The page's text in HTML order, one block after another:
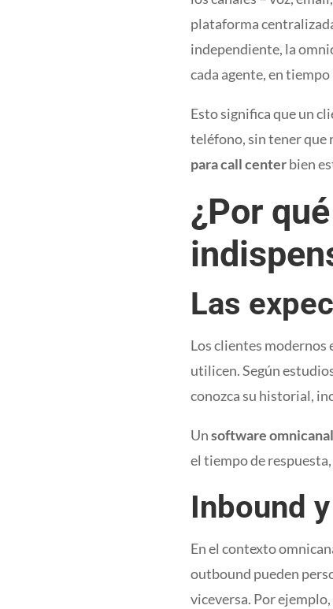
plataforma
independiente, la
cada agente, en
Esto significa que un
teléfono, sin tener que
para call centerbien
¿Por
Las
Los clientes modernos
utilicen. Según
conozca su historial,
Unsoftware
el tiempo de
Inbound
En el contexto
outbound pueden
viceversa. Por